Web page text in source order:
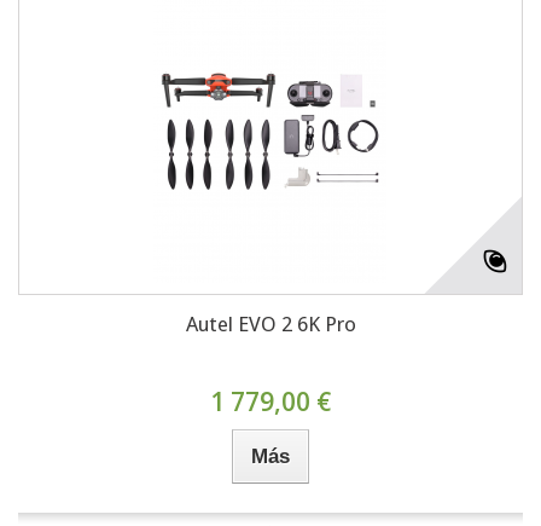
Autel EVO 2 6K Pro
1 779,00 €
Más